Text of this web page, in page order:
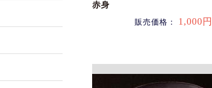
赤身
販売価格： 1,000円